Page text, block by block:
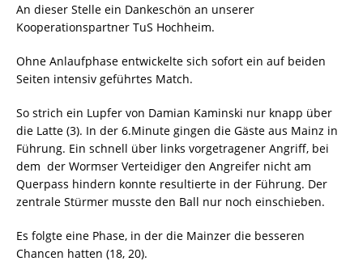
An dieser Stelle ein Dankeschön an unserer
Kooperationspartner TuS Hochheim.
Ohne Anlaufphase entwickelte sich sofort ein auf beiden
Seiten intensiv geführtes Match.
So strich ein Lupfer von Damian Kaminski nur knapp über
die Latte (3). In der 6.Minute gingen die Gäste aus Mainz in
Führung. Ein schnell über links vorgetragener Angriff, bei
dem der Wormser Verteidiger den Angreifer nicht am
Querpass hindern konnte resultierte in der Führung. Der
zentrale Stürmer musste den Ball nur noch einschieben.
Es folgte eine Phase, in der die Mainzer die besseren
Chancen hatten (18, 20).